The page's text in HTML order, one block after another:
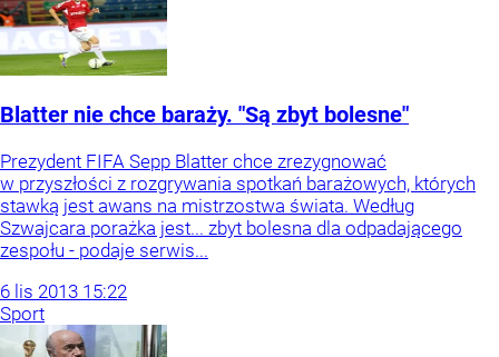
Blatter nie chce baraży. "Są zbyt bolesne"
Prezydent FIFA Sepp Blatter chce zrezygnować
w przyszłości z rozgrywania spotkań barażowych, których
stawką jest awans na mistrzostwa świata. Według
Szwajcara porażka jest... zbyt bolesna dla odpadającego
zespołu - podaje serwis...
6 lis 2013 15:22
Sport